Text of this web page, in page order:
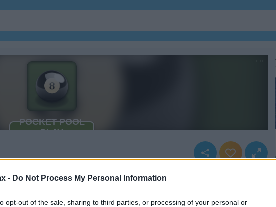
- Do Not Process My Personal Information
opt-out of the sale, sharing to third parties, or processing of your personal or